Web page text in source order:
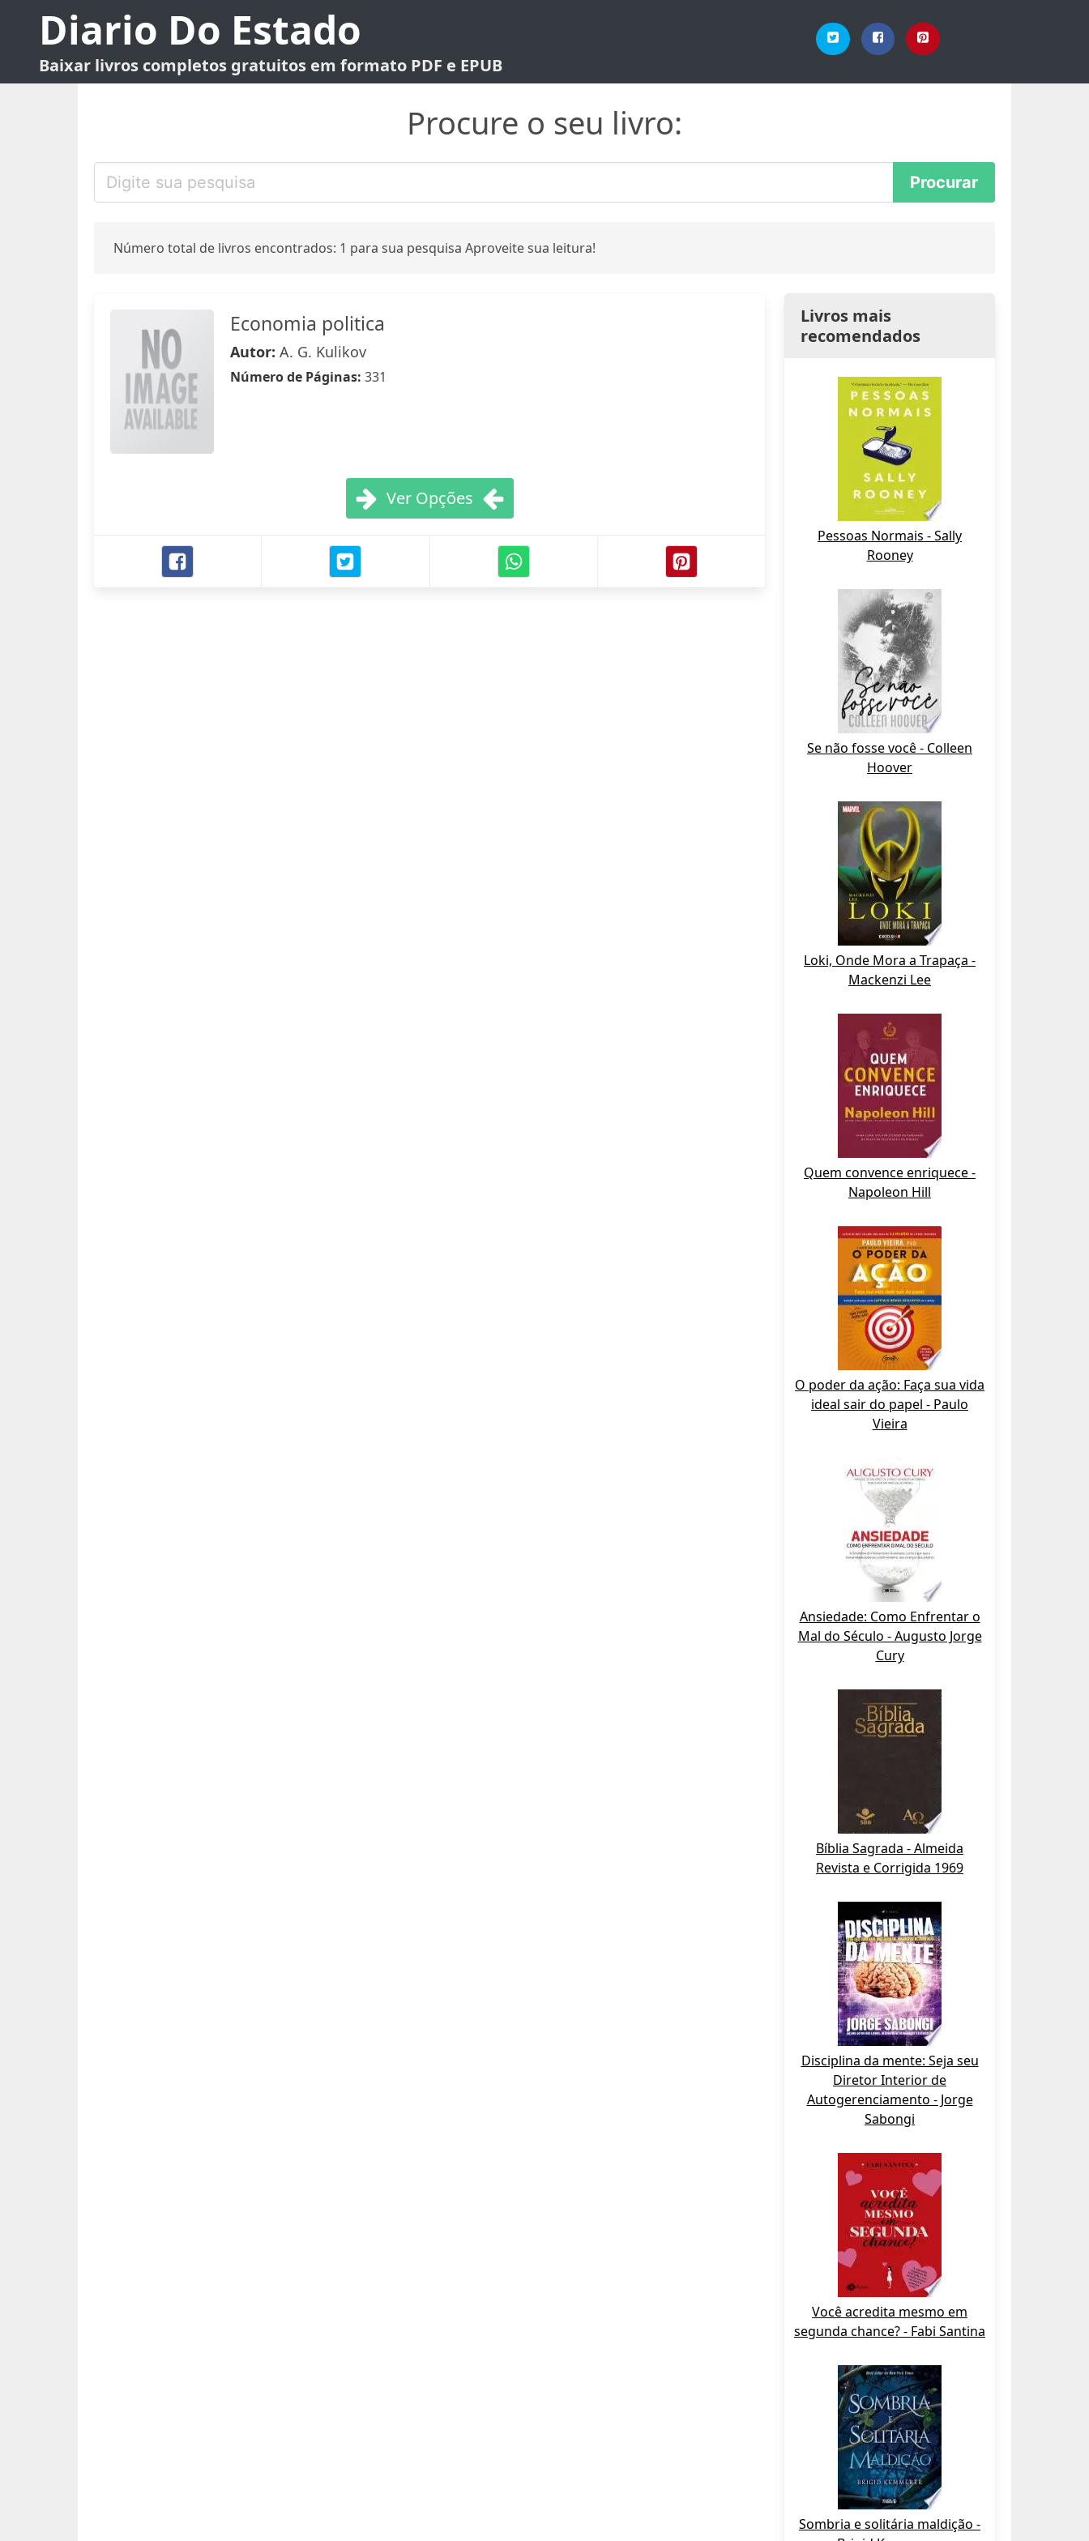
Diario Do Estado
Baixar livros completos gratuitos em formato PDF e EPUB
Procure o seu livro:
Número total de livros encontrados: 1 para sua pesquisa Aproveite sua leitura!
Economia politica
Autor: A. G. Kulikov
Número de Páginas: 331
Ver Opções
Livros mais
recomendados
Pessoas Normais - Sally
Rooney
Se não fosse você - Colleen
Hoover
Loki, Onde Mora a Trapaça -
Mackenzi Lee
Quem convence enriquece -
Napoleon Hill
O poder da ação: Faça sua vida
ideal sair do papel - Paulo
Vieira
Ansiedade: Como Enfrentar o
Mal do Século - Augusto Jorge
Cury
Bíblia Sagrada - Almeida
Revista e Corrigida 1969
Disciplina da mente: Seja seu
Diretor Interior de
Autogerenciamento - Jorge
Sabongi
Você acredita mesmo em
segunda chance? - Fabi Santina
Sombria e solitária maldição -